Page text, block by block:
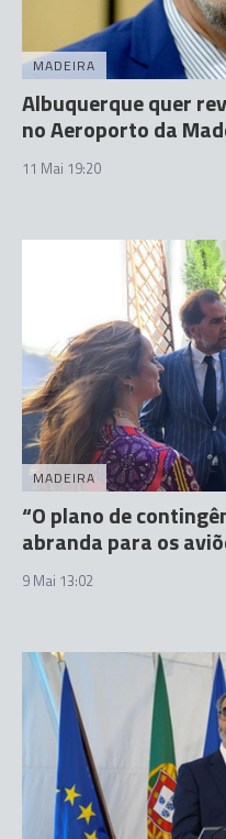
MADEIRA
Albuquerque quer
no Aeroporto da
11 Mai 19:20
MADEIRA
“O plano de
abranda para os
9 Mai 13:02